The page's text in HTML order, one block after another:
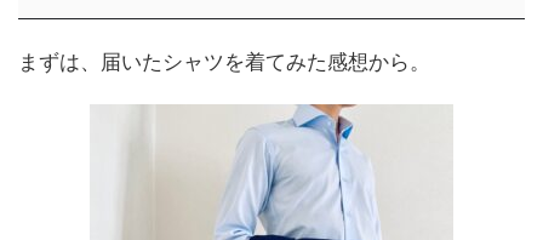
まずは、届いたシャツを着てみた感想から。